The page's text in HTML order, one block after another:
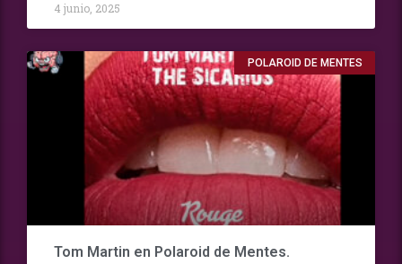
4 junio, 2025
POLAROID DE MENTES
Tom Martin en Polaroid de Mentes.